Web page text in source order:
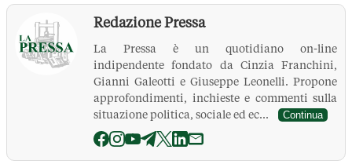
Redazione Pressa
La Pressa è un quotidiano on-line
indipendente fondato da Cinzia Franchini,
Gianni Galeotti e Giuseppe Leonelli. Propone
approfondimenti, inchieste e commenti sulla
situazione politica, sociale ed ec...
Continua